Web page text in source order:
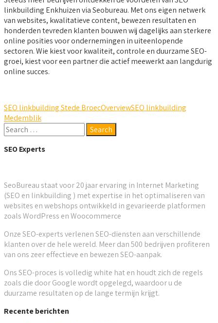
linkbuilding Enkhuizen via Seobureau. Met ons eigen netwerk
van websites, kwalitatieve content, bewezen resultaten en
honderden tevreden klanten bouwen wij dagelijks aan sterkere
online posities voor ondernemingen in uiteenlopende
sectoren. Wie kiest voor kwaliteit, controle en duurzame SEO-
groei, kiest voor een partner die actief meewerkt aan langdurig
online succes.
SEO linkbuilding Stede BroecOverviewSEO linkbuilding
Medemblik
SEO Experts
SeoBureau staat voor 20 jaar ervaring in Internet Marketing
(SEO en linkbuilding ) met expertise in het optimaliseren van
websites en webshops ontwikkeld in gevarieerde platformen
zoals WordPress en Woocommerce
Onze SEO-experts verlenen SEO-diensten aan verschillende
klanten over de hele wereld. Meer dan 500 bedrijven profiteren
van ons zeer effectieve en bewezen SEO-aanpak.
Ons SEO-proces is volledig white hat en houdt zich de regels
zoals die door Google wordt opgelegd, waardoor u de
duurzame resultaten op de lange termijn krijgt.
Recente berichten